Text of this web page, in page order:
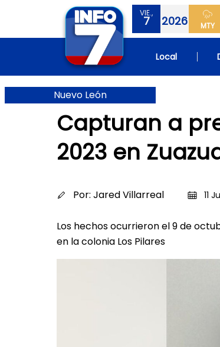
VIE.,
7 2026 MTY
Local
Nuevo León
Capturan a
2023 en
Por: Jared Villarreal 11
Los hechos ocurrieron el 9 de
en la colonia Los Pilares